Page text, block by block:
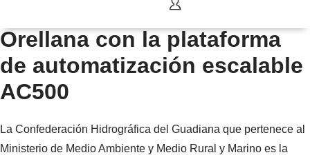
Productos & Soluciones
Industrias
Servicios
Dónde comprar
Carreras
Automatización del canal de
Orellana con la plataforma
de automatización escalable
AC500
La Confederación Hidrográfica del Guadiana que pertenece al
Ministerio de Medio Ambiente y Medio Rural y Marino es la